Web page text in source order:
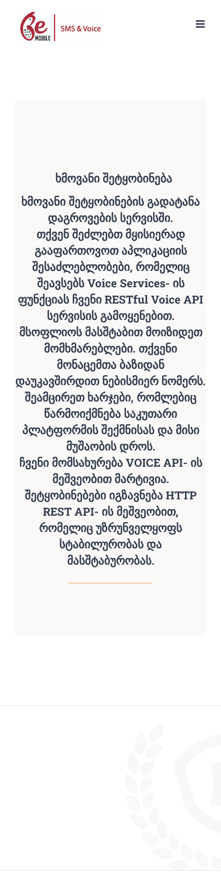
content
ხმოვანი შეტყობინება
ხმოვანი შეტყობინების გადატანა
დაგროვების სერვისში.
თქვენ შეძლებთ მყისიერად
გააფართოვოთ აპლიკაციის
შესაძლებლობები, რომელიც
შეავსებს Voice Services- ის
ფუნქციას ჩვენი RESTful Voice API
სერვისის გამოყენებით.
მსოფლიოს მასშტაბით მოიზიდეთ
მომხმარებლები. თქვენი
მონაცემთა ბაზიდან
დაუკავშირდით ნებისმიერ ნომერს.
შეამცირეთ ხარჯები, რომლებიც
წარმოიქმნება საკუთარი
პლატფორმის შექმნისას და მისი
მუშაობის დროს.
ჩვენი მომსახურება VOICE API- ის
მეშვეობით მარტივია.
შეტყობინებები იგზავნება HTTP
REST API- ის მეშვეობით,
რომელიც უზრუნველყოფს
სტაბილურობას და
მასშტაბურობას.